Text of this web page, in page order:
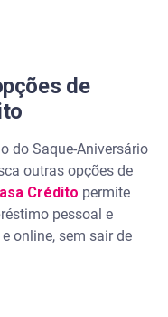
de
do Saque-Aniversário
outras opções de
Crédito permite
pessoal e
online, sem sair de